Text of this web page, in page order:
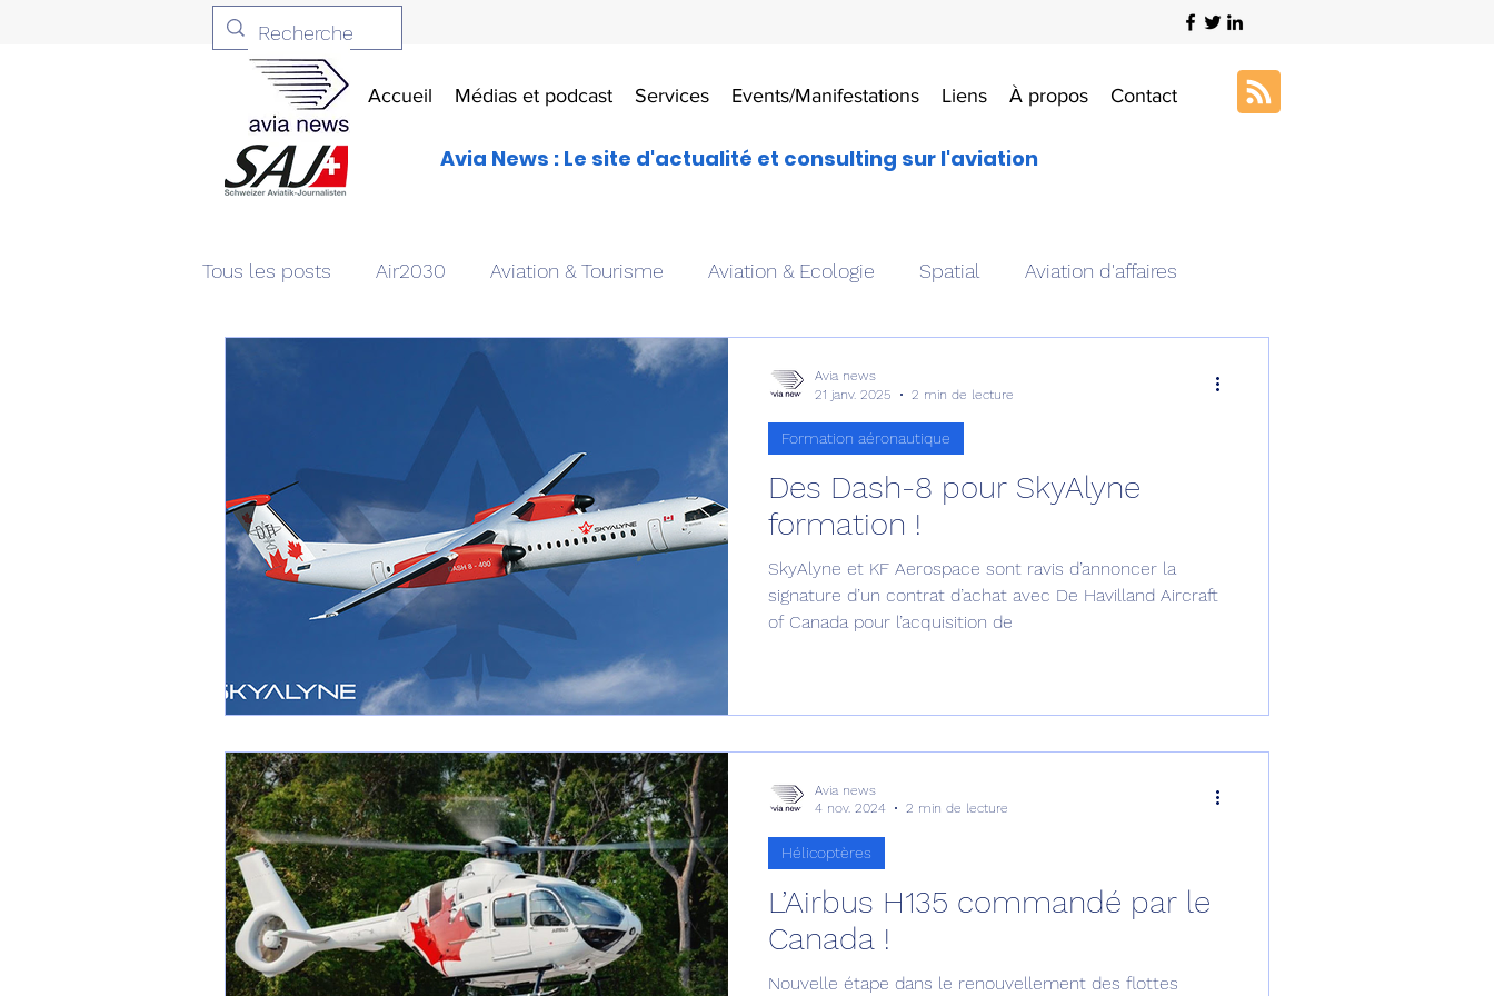
Accueil Médias et podcast Services Events/Manifestations Liens À propos Contact
Avia News : Le site d'actualité et consulting sur l'aviation
Tous les posts Air2030 Aviation & Tourisme Aviation & Ecologie Spatial Aviation d'affaires
Livres Drones aériens
Patrimoine aéronautique Avionique & pilotage Avion expérimental
1 er avril Motorisation Défense sol-air DSA Amphibie Drones
Shenyang J-35 Bombardier Global 6500 Fret aérien Salon Aéronautique de Dubaï 25
Airbus H145M Opération militaire au Vénézuela Simulateur avion de combat Avionneurs
Tiltrotors
Des Dash-8 pour SkyAlyne
formation !
SkyAlyne et KF Aerospace sont ravis d’annoncer la
signature d’un contrat d’achat avec De Havilland Aircraft
of Canada pour l’acquisition de
Formation aéronautique
Avia news
21 janv. 2025
2 min de lecture
L’Airbus H135 commandé par le
Canada !
Nouvelle étape dans le renouvellement des flottes
Hélicoptères
Avia news
4 nov. 2024
2 min de lecture